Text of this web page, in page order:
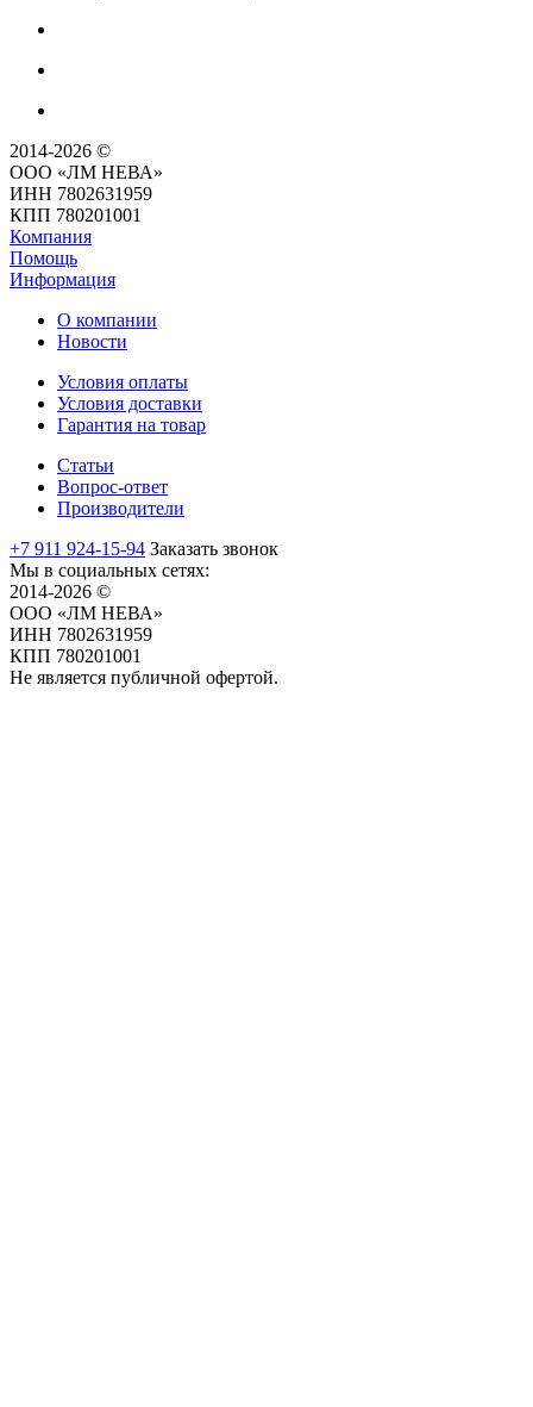
2014-2026 ©
ООО «ЛМ НЕВА»
ИНН 7802631959
КПП 780201001
Компания
Помощь
Информация
О компании
Новости
Условия оплаты
Условия доставки
Гарантия на товар
Статьи
Вопрос-ответ
Производители
+7 911 924-15-94 Заказать звонок
Мы в социальных сетях:
2014-2026 ©
ООО «ЛМ НЕВА»
ИНН 7802631959
КПП 780201001
Не является публичной офертой.